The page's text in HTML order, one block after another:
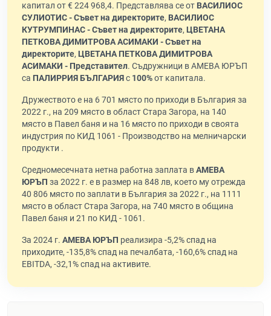
капитал от € 224 968,4. Представлява се от ВАСИЛИОС
СУЛИОТИС - Съвет на директорите, ВАСИЛИОС
КУТРУМПИНАС - Съвет на директорите, ЦВЕТАНА
ПЕТКОВА ДИМИТРОВА АСИМАКИ - Съвет на
директорите, ЦВЕТАНА ПЕТКОВА ДИМИТРОВА
АСИМАКИ - Представител. Съдружници в АМЕВА ЮРЪП
са ПАЛИРРИЯ БЪЛГАРИЯс 100%от капитала.
Дружеството е на 6 701 място по приходи в България за
2022 г., на 209 място в област Стара Загора, на 140
място в Павел баня и на 16 място по приходи в своята
индустрия по КИД 1061 - Производство на мелничарски
продукти .
Средномесечната нетна работна заплата вАМЕВА
ЮРЪП за 2022 г. е в размер на 848 лв, което му отрежда
40 806 място по заплати в България за 2022 г., на 1111
място в област Стара Загора, на 740 място в община
Павел баня и 21 по КИД - 1061.
За 2024 г. АМЕВА ЮРЪП реализира -5,2% спад на
приходите, -135,8% спад на печалбата, -160,6% спад на
EBITDA, -32,1% спад на активите.